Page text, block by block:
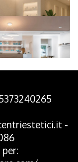
-